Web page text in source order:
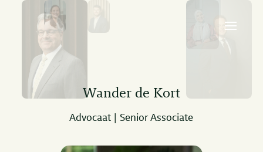
Wander de Kort
Advocaat | Senior Associate